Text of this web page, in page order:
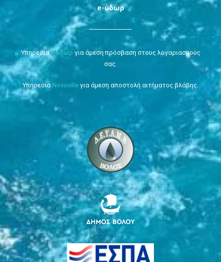
e-ύδωρ
Υπηρεσίαe-ύδωρ για άμεση πρόσβαση στους λογαριασμούς
σας.
Υπηρεσία Novoville για άμεση αποστολή αιτήματος βλάβης.